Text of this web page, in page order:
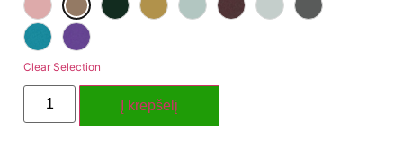
Clear Selection
Į krepšelį